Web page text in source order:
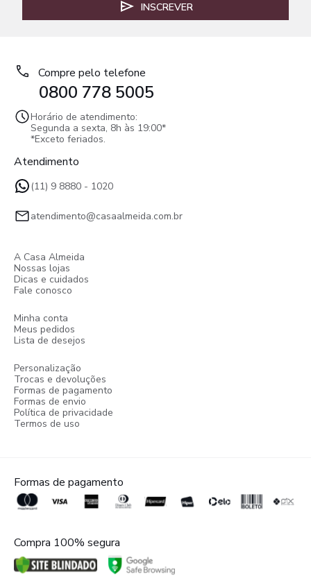
INSCREVER
Compre pelo telefone
0800 778 5005
Horário de atendimento:
Segunda a sexta, 8h às 19:00*
*Exceto feriados.
Atendimento
(11) 9 8880 - 1020
atendimento@casaalmeida.com.br
A Casa Almeida
Nossas lojas
Dicas e cuidados
Fale conosco
Minha conta
Meus pedidos
Lista de desejos
Personalização
Trocas e devoluções
Formas de pagamento
Formas de envio
Política de privacidade
Termos de uso
Formas de pagamento
Compra 100% segura